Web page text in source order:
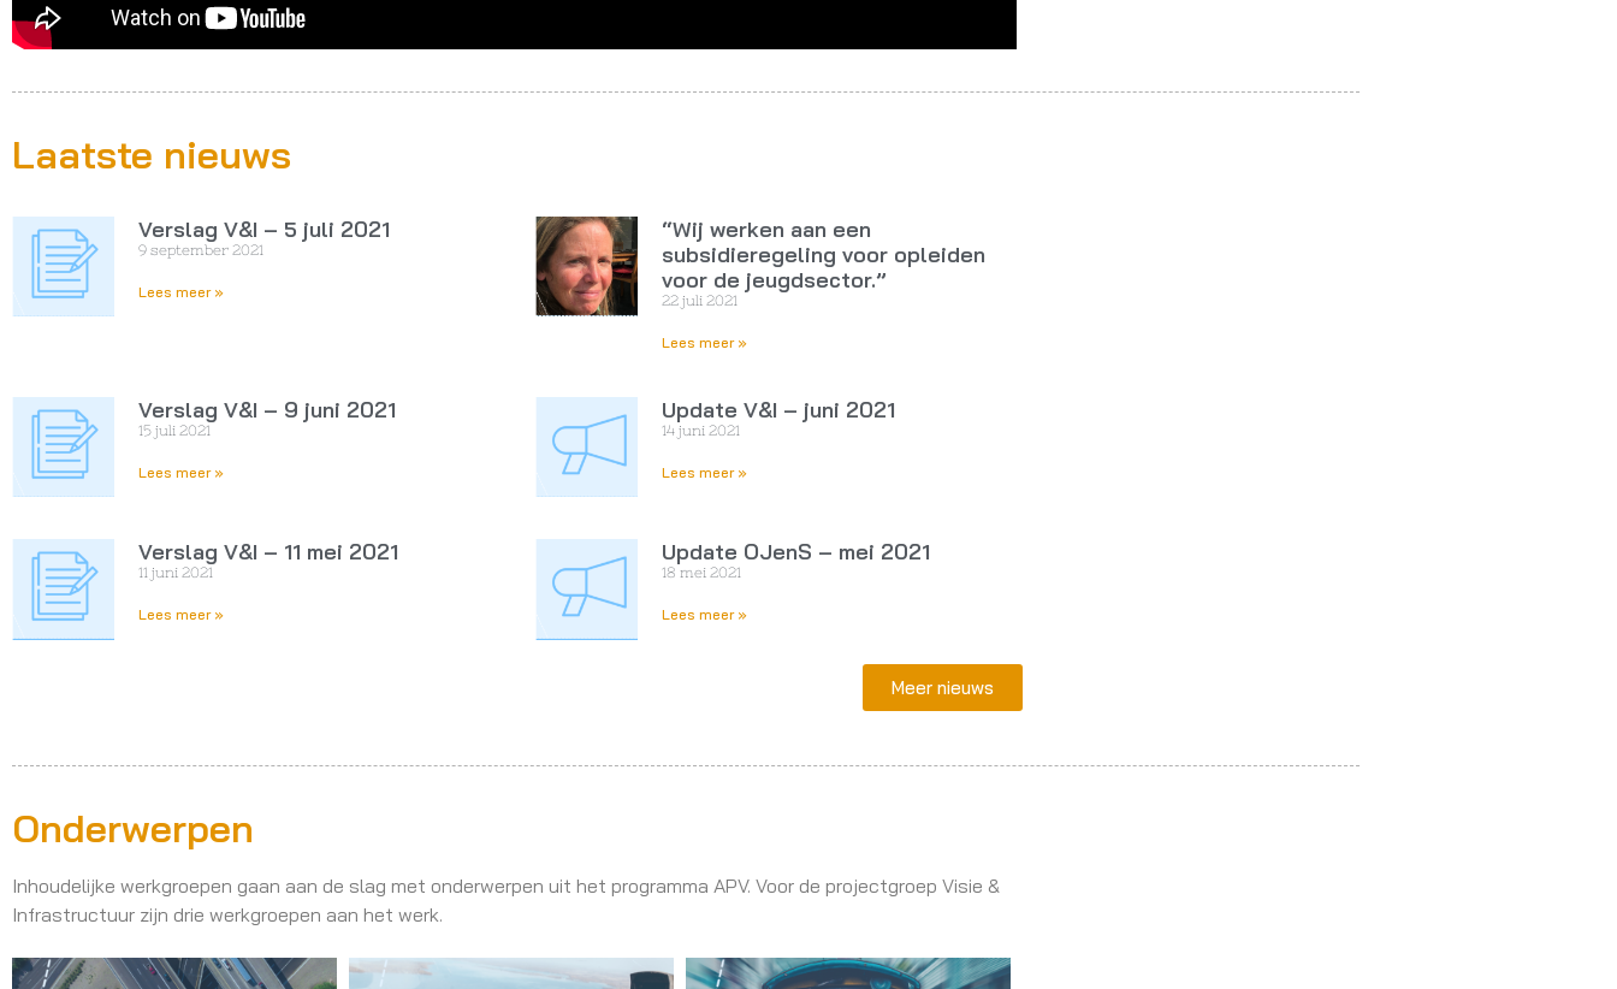
Laatste nieuws
Verslag V&I – 5 juli 2021
9 september 2021
Lees meer »
“Wij werken aan een
subsidieregeling voor opleiden
voor de jeugdsector.”
22 juli 2021
Lees meer »
Verslag V&I – 9 juni 2021
15 juli 2021
Lees meer »
Update V&I – juni 2021
14 juni 2021
Lees meer »
Verslag V&I – 11 mei 2021
11 juni 2021
Lees meer »
Update OJenS – mei 2021
18 mei 2021
Lees meer »
Meer nieuws
Onderwerpen
Inhoudelijke werkgroepen gaan aan de slag met onderwerpen uit het programma APV. Voor de projectgroep Visie &
Infrastructuur zijn drie werkgroepen aan het werk.